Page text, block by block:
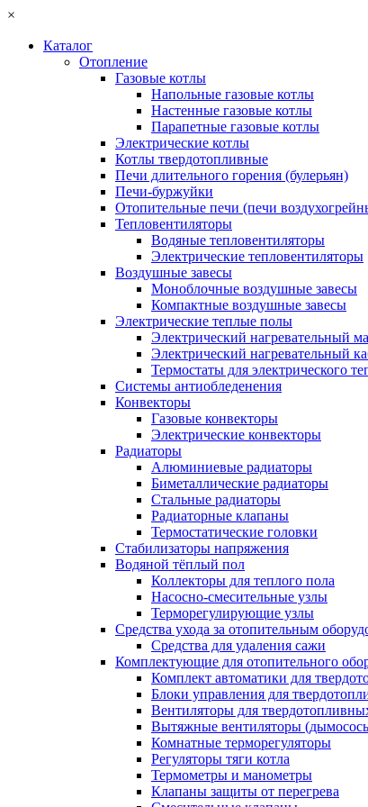
×
Каталог
Отопление
Газовые котлы
Напольные газовые котлы
Настенные газовые котлы
Парапетные газовые котлы
Электрические котлы
Котлы твердотопливные
Печи длительного горения (булерьян)
Печи-буржуйки
Отопительные печи (печи
Тепловентиляторы
Водяные тепловентиляторы
Электрические тепловентиляторы
Воздушные завесы
Моноблочные воздушные завесы
Компактные воздушные завесы
Электрические теплые полы
Электрический нагревательный
Электрический нагревательный
Термостаты для электрического
Системы антиобледенения
Конвекторы
Газовые конвекторы
Электрические конвекторы
Радиаторы
Алюминиевые радиаторы
Биметаллические радиаторы
Стальные радиаторы
Радиаторные клапаны
Термостатические головки
Стабилизаторы напряжения
Водяной тёплый пол
Коллекторы для теплого пола
Насосно-смесительные узлы
Терморегулирующие узлы
Средства ухода за отопительным
Средства для удаления сажи
Комплектующие для отопительного
Комплект автоматики для
Блоки управления для
Вентиляторы для
Вытяжные вентиляторы
Комнатные терморегуляторы
Регуляторы тяги котла
Термометры и манометры
Клапаны защиты от перегрева